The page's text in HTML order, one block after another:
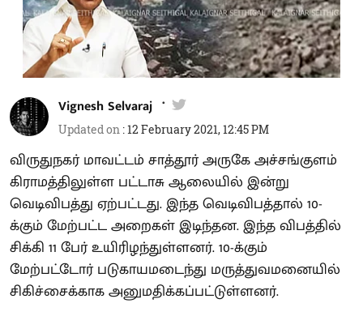
Vignesh Selvaraj
Updated on :12 February 2021, 12:45 PM
விருதுநகர் மாவட்டம் சாத்தூர் அருகே அச்சங்குளம்
கிராமத்திலுள்ள பட்டாசு ஆலையில் இன்று
வெடிவிபத்து ஏற்பட்டது. இந்த வெடிவிபத்தால் 10-
க்கும் மேற்பட்ட அறைகள் இடிந்தன. இந்த விபத்தில்
சிக்கி 11 பேர் உயிரிழந்துள்ளனர். 10-க்கும்
மேற்பட்டோர் படுகாயமடைந்து மருத்துவமனையில்
சிகிச்சைக்காக அனுமதிக்கப்பட்டுள்ளனர்.